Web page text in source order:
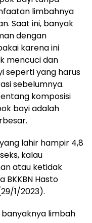
limbahnya
Saat ini, banyak
dengan
karena ini
mencuci dan
seperti yang harus
sebelumnya.
komposisi
bayi adalah
lahir hampir 4,8
kalau
atau ketidak
BKKBN Hasto
1/2023).
limbah